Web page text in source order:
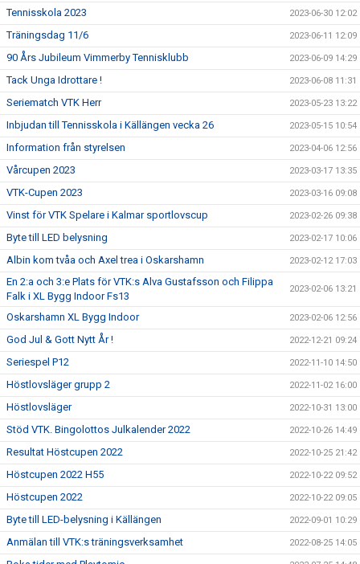
Tennisskola 2023 2023-06-30 12:02
Träningsdag 11/6 2023-06-11 12:09
90 Års Jubileum Vimmerby Tennisklubb 2023-06-09 14:29
Tack Unga Idrottare ! 2023-06-08 11:31
Seriematch VTK Herr 2023-05-23 13:22
Inbjudan till Tennisskola i Källängen vecka 26 2023-05-15 10:54
Information från styrelsen 2023-04-06 12:56
Vårcupen 2023 2023-03-17 13:35
VTK-Cupen 2023 2023-03-16 09:08
Vinst för VTK Spelare i Kalmar sportlovscup 2023-02-26 09:38
Byte till LED belysning 2023-02-17 10:06
Albin kom tvåa och Axel trea i Oskarshamn 2023-02-12 17:03
En 2:a och 3:e Plats för VTK:s Alva Gustafsson och Filippa
Falk i XL Bygg Indoor Fs13
2023-02-06 13:21
Oskarshamn XL Bygg Indoor 2023-02-06 12:56
God Jul & Gott Nytt År ! 2022-12-21 09:24
Seriespel P12 2022-11-10 14:50
Höstlovsläger grupp 2 2022-11-02 16:00
Höstlovsläger 2022-10-31 13:00
Stöd VTK. Bingolottos Julkalender 2022 2022-10-26 14:49
Resultat Höstcupen 2022 2022-10-25 21:42
Höstcupen 2022 H55 2022-10-22 09:52
Höstcupen 2022 2022-10-22 09:05
Byte till LED-belysning i Källängen 2022-09-01 10:29
Anmälan till VTK:s träningsverksamhet 2022-08-25 14:05